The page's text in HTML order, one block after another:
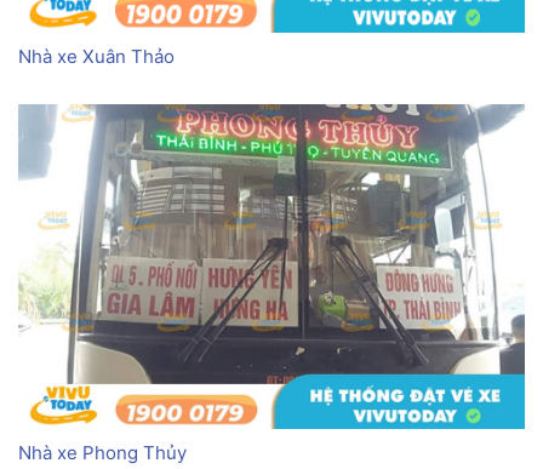
Nhà xe Xuân Thảo
Nhà xe Phong Thủy